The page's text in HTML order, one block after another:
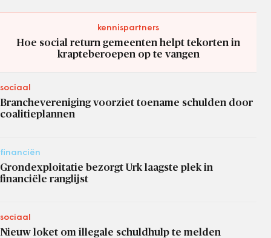
kennispartners
Hoe social return gemeenten helpt tekorten in
krapteberoepen op te vangen
sociaal
Branchevereniging voorziet toename schulden door
coalitieplannen
financiën
Grondexploitatie bezorgt Urk laagste plek in
financiële ranglijst
sociaal
Nieuw loket om illegale schuldhulp te melden